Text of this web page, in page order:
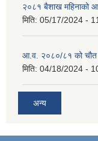
२०८१ बैशाख महिनाको
मिति: 05/17/2024 -
आ.व. २०८०/८१ को चौत
मिति: 04/18/2024 -
अन्य